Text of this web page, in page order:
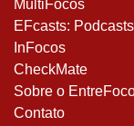
MultiFocos
EFcasts: Podcasts
InFocos
CheckMate
Sobre o
Contato